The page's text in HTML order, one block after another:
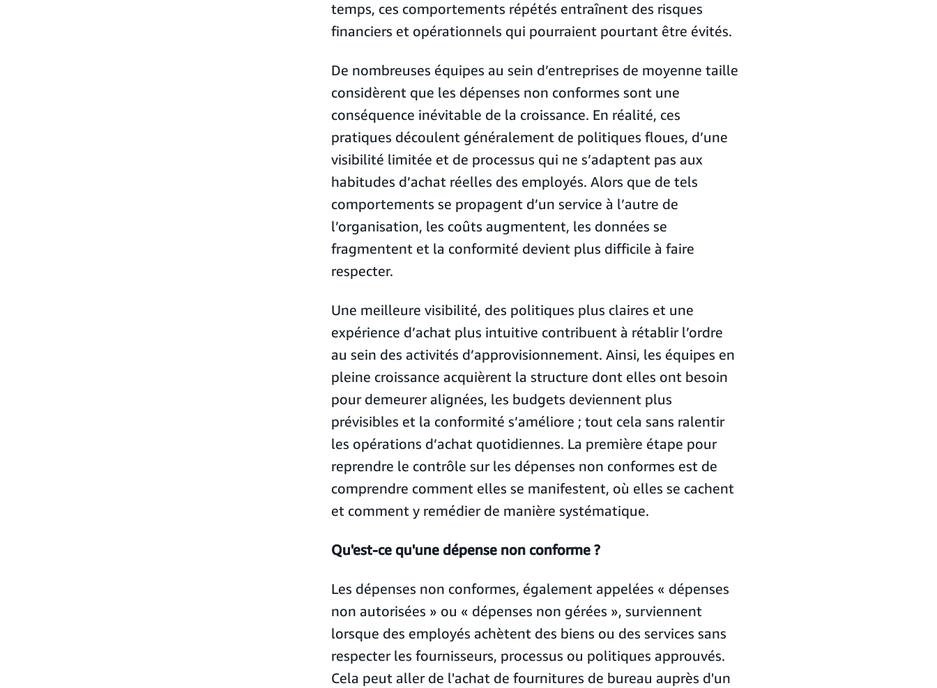
temps, ces comportements répétés entraînent des risques
financiers et opérationnels qui pourraient pourtant être évités.
De nombreuses équipes au sein d’entreprises de moyenne taille
considèrent que les dépenses non conformes sont une
conséquence inévitable de la croissance. En réalité, ces
pratiques découlent généralement de politiques floues, d’une
visibilité limitée et de processus qui ne s’adaptent pas aux
habitudes d’achat réelles des employés. Alors que de tels
comportements se propagent d’un service à l’autre de
l’organisation, les coûts augmentent, les données se
fragmentent et la conformité devient plus difficile à faire
respecter.
Une meilleure visibilité, des politiques plus claires et une
expérience d’achat plus intuitive contribuent à rétablir l’ordre
au sein des activités d’approvisionnement. Ainsi, les équipes en
pleine croissance acquièrent la structure dont elles ont besoin
pour demeurer alignées, les budgets deviennent plus
prévisibles et la conformité s’améliore ; tout cela sans ralentir
les opérations d’achat quotidiennes. La première étape pour
reprendre le contrôle sur les dépenses non conformes est de
comprendre comment elles se manifestent, où elles se cachent
et comment y remédier de manière systématique.
Qu'est-ce qu'une dépense non conforme ?
Les dépenses non conformes, également appelées « dépenses
non autorisées » ou « dépenses non gérées », surviennent
lorsque des employés achètent des biens ou des services sans
respecter les fournisseurs, processus ou politiques approuvés.
Cela peut aller de l'achat de fournitures de bureau auprès d'un